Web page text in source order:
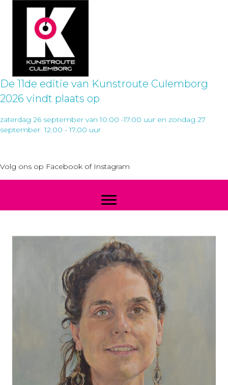
De 11de editie van Kunstroute Culemborg
2026 vindt plaats op
zaterdag 26 september van 10.00 -17.00 uur en zondag 27
september 12.00 - 17.00 uur
Volg ons op Facebook of Instagram